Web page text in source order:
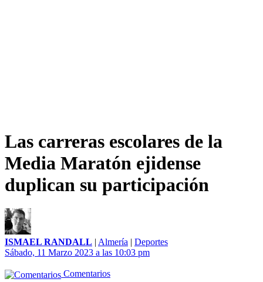
Las carreras escolares de la
Media Maratón ejidense
duplican su participación
ISMAEL RANDALL | Almería | Deportes
Sábado, 11 Marzo 2023 a las 10:03 pm
Comentarios